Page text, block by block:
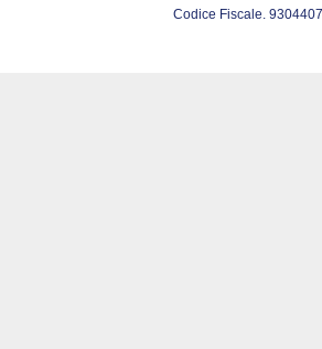
Codice Fiscale.